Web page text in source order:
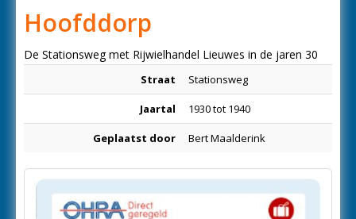
Hoofddorp
De Stationsweg met Rijwielhandel Lieuwes in de jaren 30
Straat Stationsweg
Jaartal 1930 tot 1940
Geplaatst door Bert Maalderink